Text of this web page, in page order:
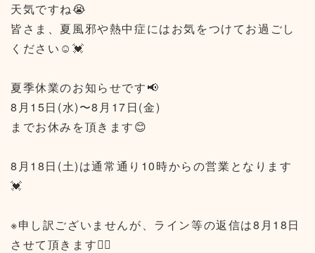
天気ですね😭
皆さま、夏風邪や熱中症にはお気をつけてお過ごし
ください☺️💓
夏季休業のお知らせです📢
8月15日(水)〜8月17日(金)
までお休みを頂きます😊
8月18日(土)は通常通り10時からの営業となります
💓
※申し訳ございませんが、ライン等の返信は8月18日
させて頂きます🙇‍♂️